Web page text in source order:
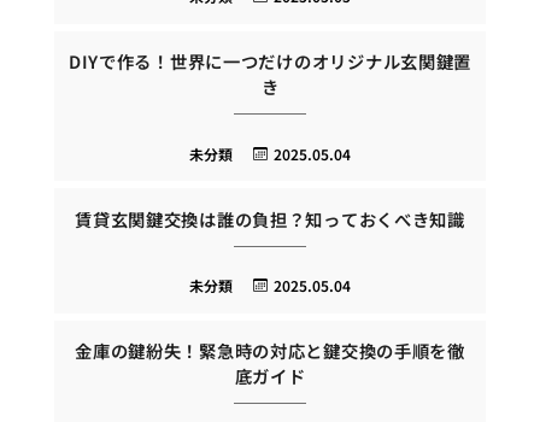
DIYで作る！世界に一つだけのオリジナル玄関鍵置
き
2025.05.04
未分類
賃貸玄関鍵交換は誰の負担？知っておくべき知識
2025.05.04
未分類
金庫の鍵紛失！緊急時の対応と鍵交換の手順を徹
底ガイド